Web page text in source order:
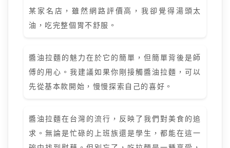
某家名店，雖然網路評價高，我卻覺得湯頭太
油，吃完整個胃不舒服。
醬油拉麵的魅力在於它的簡單，但簡單背後是師
傅的用心。我建議如果你剛接觸醬油拉麵，可以
先從基本款開始，慢慢探索自己的喜好。
醬油拉麵在台灣的流行，反映了我們對美食的追
求。無論是忙碌的上班族還是學生，都能在這一